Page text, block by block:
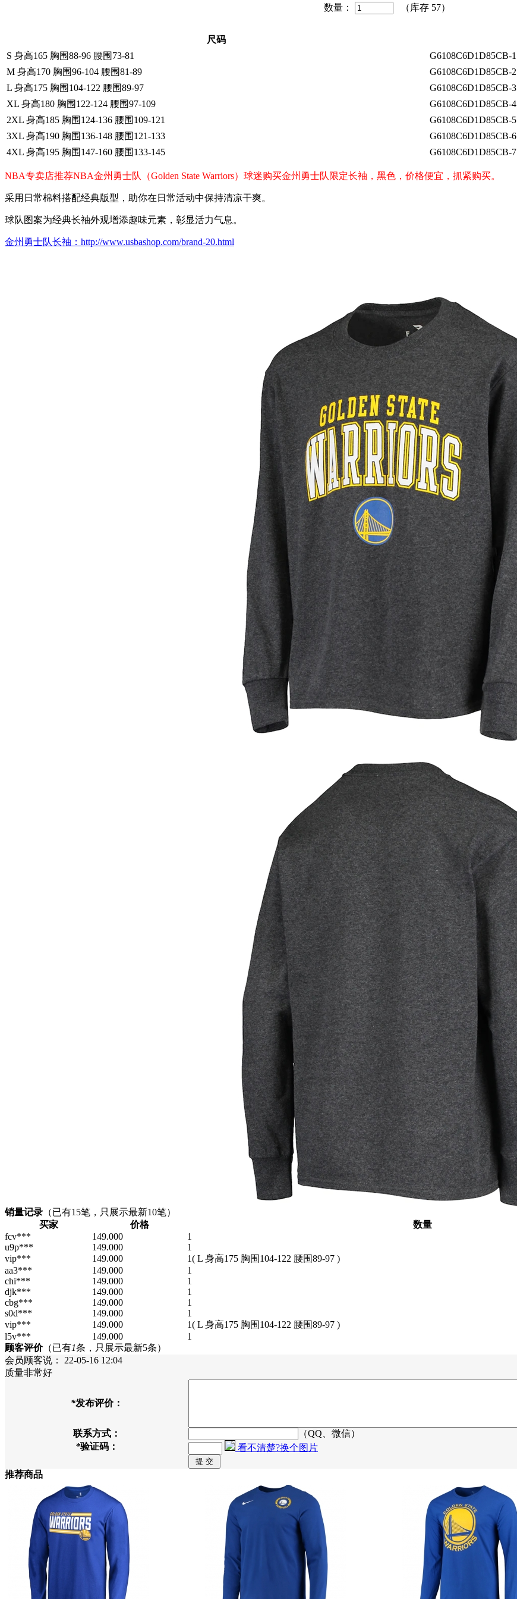
数量： （库存 57）
尺码
S 身高165 胸围88-96 腰围73-81
G6108C6D1D85CB-1
M 身高170 胸围96-104 腰围81-89
G6108C6D1D85CB-2
L 身高175 胸围104-122 腰围89-97
G6108C6D1D85CB-3
XL 身高180 胸围122-124 腰围97-109
G6108C6D1D85CB-4
2XL 身高185 胸围124-136 腰围109-121
G6108C6D1D85CB-5
3XL 身高190 胸围136-148 腰围121-133
G6108C6D1D85CB-6
4XL 身高195 胸围147-160 腰围133-145
G6108C6D1D85CB-7
NBA专卖店推荐NBA金州勇士队（Golden State Warriors）球迷购买金州勇士队限定长袖，黑色，价格便宜，抓紧购买。
采用日常棉料搭配经典版型，助你在日常活动中保持清凉干爽。
球队图案为经典长袖外观增添趣味元素，彰显活力气息。
金州勇士队长袖：http://www.usbashop.com/brand-20.html
销量记录 （已有15笔，只展示最新10笔）
买家
价格 数量
fcv***
149.000 1
u9p***
149.000 1
vip***
149.000 1( L 身高175 胸围104-122 腰围89-97 )
aa3***
149.000 1
chi***
149.000 1
djk***
149.000 1
cbg***
149.000 1
s0d***
149.000 1
vip***
149.000 1( L 身高175 胸围104-122 腰围89-97 )
l5v***
149.000 1
顾客评价（已有1条，只展示最新5条）
会员顾客说： 22-05-16 12:04
质量非常好
*发布评价：
联系方式：
（QQ、微信）
*验证码： 看不清楚?换个图片
推荐商品